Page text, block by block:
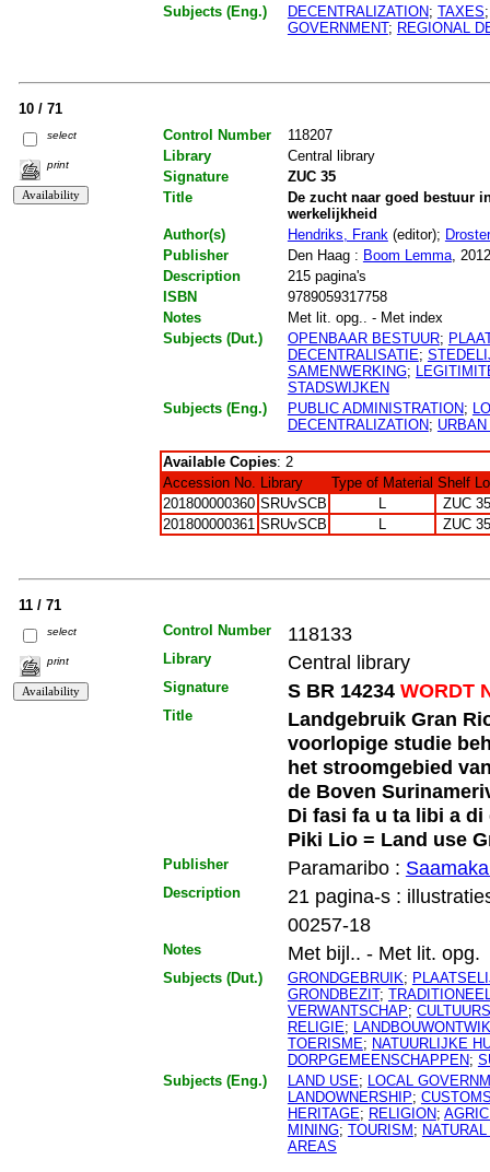
Subjects (Eng.)
DECENTRALIZATION; TAXES
GOVERNMENT; REGIONAL
10 / 71
select
print
Control Number
118207
Library
Central library
Signature
ZUC 35
Title
De zucht naar goed bestuur
werkelijkheid
Author(s)
Hendriks, Frank (editor);
Publisher
Den Haag : Boom Lemma, 2012
Description
215 pagina's
ISBN
9789059317758
Notes
Met lit. opg.. - Met index
Subjects (Dut.)
OPENBAAR BESTUUR;
DECENTRALISATIE;
SAMENWERKING;
STADSWIJKEN
Subjects (Eng.)
PUBLIC ADMINISTRATION;
DECENTRALIZATION;
Available Copies: 2
Accession No. Library Type of Material Shelf
201800000360 SRUvSCB L
ZUC
201800000361 SRUvSCB L ZUC
11 / 71
select
print
Control Number 118133
Library Central library
Signature S BR 14234WORDT
Title
Landgebruik Gran
voorlopige studie
het stroomgebied
de Boven
Di fasi fa u ta libi a
Piki Lio = Land use
Publisher Paramaribo :
Description
21 pagina-s :
00257-18
Notes Met bijl.. - Met lit. opg.
Subjects (Dut.) GRONDGEBRUIK;
GRONDBEZIT;
VERWANTSCHAP;
RELIGIE;
TOERISME; NATUURLIJKE
DORPGEMEENSCHAPPEN;
Subjects (Eng.)
LAND USE; LOCAL
LANDOWNERSHIP;
HERITAGE; RELIGION;
MINING; TOURISM ;
AREAS